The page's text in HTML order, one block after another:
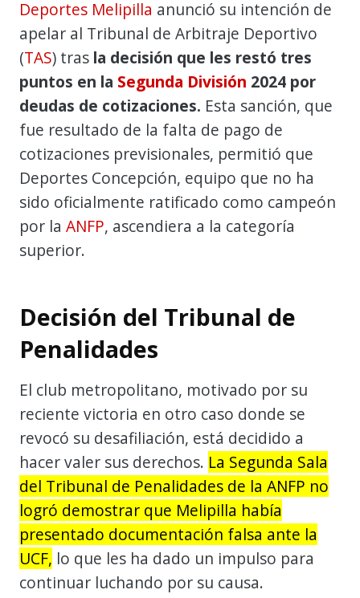
Deportes Melipilla anunció su intención de
apelar al Tribunal de Arbitraje Deportivo
(TAS) tras la decisión que les restó tres
puntos en la Segunda División 2024 por
deudas de cotizaciones. Esta sanción, que
fue resultado de la falta de pago de
cotizaciones previsionales, permitió que
Deportes Concepción, equipo que no ha
sido oficialmente ratificado como campeón
por la ANFP, ascendiera a la categoría
superior.
Decisión del Tribunal de
Penalidades
El club metropolitano, motivado por su
reciente victoria en otro caso donde se
revocó su desafiliación, está decidido a
hacer valer sus derechos. La Segunda Sala
del Tribunal de Penalidades de la ANFP no
logró demostrar que Melipilla había
presentado documentación falsa ante la
UCF, lo que les ha dado un impulso para
continuar luchando por su causa.